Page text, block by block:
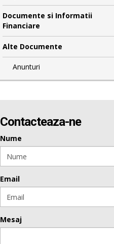
Documente si Informatii
Financiare
Alte Documente
Anunturi
Contacteaza-ne
Nume
Email
Mesaj